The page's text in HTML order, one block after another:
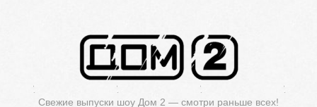
Свежие выпуски шоу Дом 2 — смотри раньше всех!